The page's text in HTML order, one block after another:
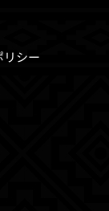
リシー